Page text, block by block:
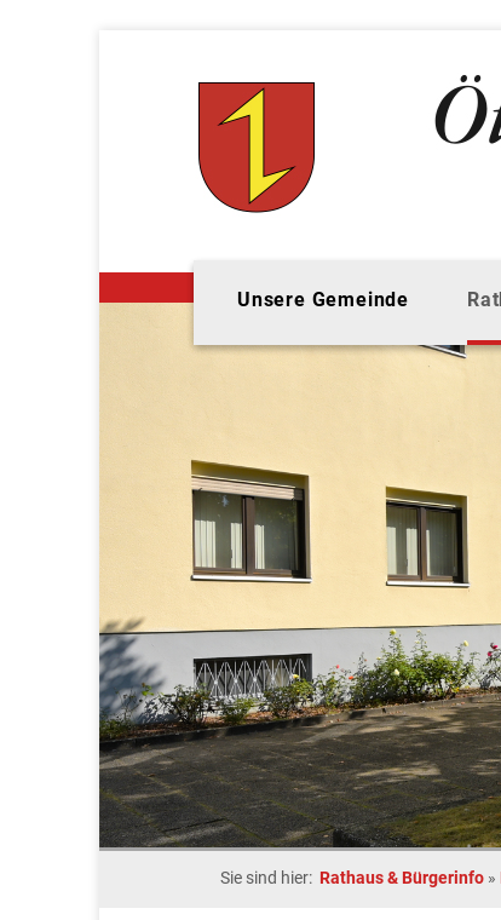
Unsere Gemeinde
Sie sind hier: Rathaus & Bürgerinfo »